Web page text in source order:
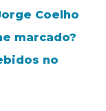
Coelho
marcado?
no